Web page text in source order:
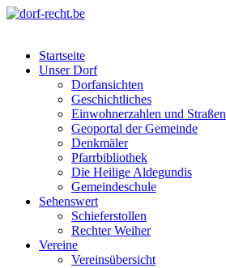
Skip
Startseite
Unser Dorf
Dorfansichten
Geschichtliches
Einwohnerzahlen und Straßen
Geoportal der Gemeinde
Denkmäler
Pfarrbibliothek
Die Heilige Aldegundis
Gemeindeschule
Sehenswert
Schieferstollen
Rechter Weiher
Vereine
Vereinsübersicht